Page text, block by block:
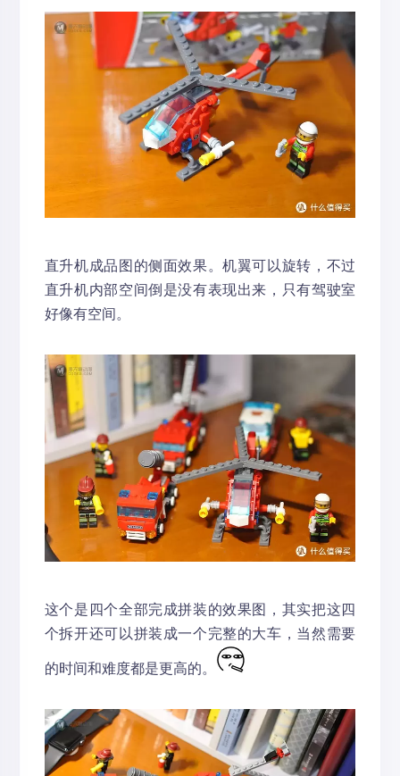
直升机成品图的侧面效果。机翼可以旋转，不过
直升机内部空间倒是没有表现出来，只有驾驶室
好像有空间。
这个是四个全部完成拼装的效果图，其实把这四
个拆开还可以拼装成一个完整的大车，当然需要
的时间和难度都是更高的。